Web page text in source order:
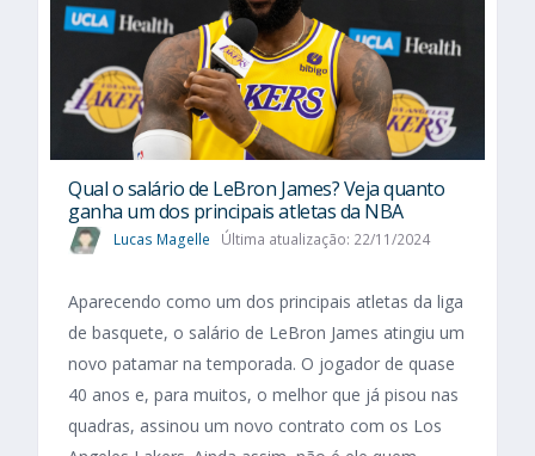
Qual o salário de LeBron James? Veja quanto
ganha um dos principais atletas da NBA
Lucas Magelle Última atualização: 22/11/2024
Aparecendo como um dos principais atletas da liga
de basquete, o salário de LeBron James atingiu um
novo patamar na temporada. O jogador de quase
40 anos e, para muitos, o melhor que já pisou nas
quadras, assinou um novo contrato com os Los